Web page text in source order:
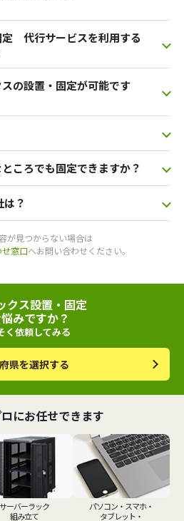
代行サービスを利用する
の設置・固定が可能です
ころでも固定できますか？
は？
が見つからない場合は
せ窓口へお問い合わせください。
クス設置・固定
みですか？
く依頼してみる
県を選択する
にお任せできます
サーバーラック
組み立て
パソコン・スマホ・
タブレット・